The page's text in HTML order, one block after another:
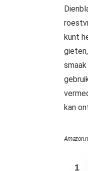
kunt
kan